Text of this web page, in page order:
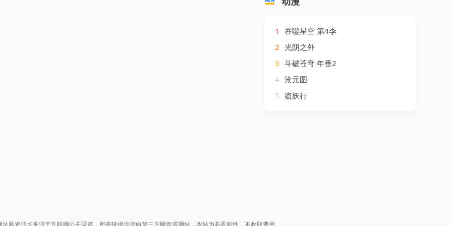
1
吞噬星空 第4季
2 光阴之外
3 斗破苍穹 年番2
4 沧元图
5 盗妖行
和资源均来源于互联网公开渠道，所有链接均指向第三方网盘或网站，本站为非盈利性，不收取费用。